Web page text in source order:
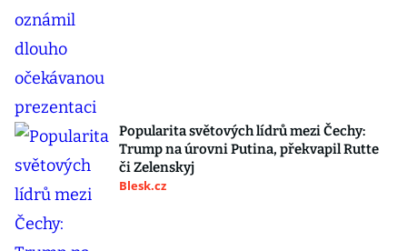
Popularita světových lídrů mezi Čechy:
Trump na úrovni Putina, překvapil Rutte
či Zelenskyj
Blesk.cz